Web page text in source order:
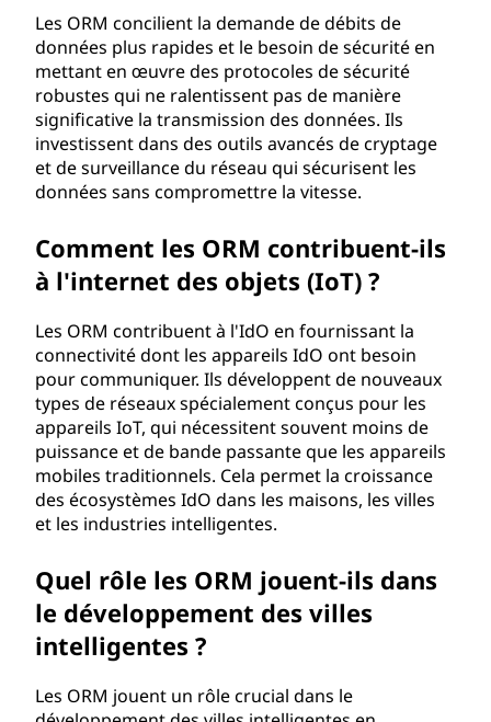
Les ORM concilient la demande de débits de
données plus rapides et le besoin de sécurité en
mettant en œuvre des protocoles de sécurité
robustes qui ne ralentissent pas de manière
significative la transmission des données. Ils
investissent dans des outils avancés de cryptage
et de surveillance du réseau qui sécurisent les
données sans compromettre la vitesse.
Comment les ORM contribuent-ils
à l'internet des objets (IoT) ?
Les ORM contribuent à l'IdO en fournissant la
connectivité dont les appareils IdO ont besoin
pour communiquer. Ils développent de nouveaux
types de réseaux spécialement conçus pour les
appareils IoT, qui nécessitent souvent moins de
puissance et de bande passante que les appareils
mobiles traditionnels. Cela permet la croissance
des écosystèmes IdO dans les maisons, les villes
et les industries intelligentes.
Quel rôle les ORM jouent-ils dans
le développement des villes
intelligentes ?
Les ORM jouent un rôle crucial dans le